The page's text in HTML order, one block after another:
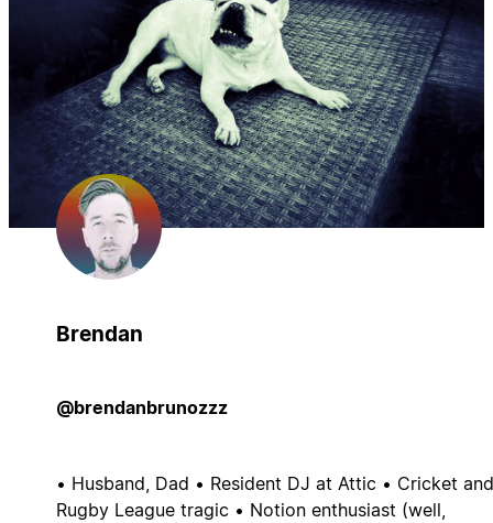
Brendan
@brendanbrunozzz
• Husband, Dad • Resident DJ at Attic • Cricket and
Rugby League tragic • Notion enthusiast (well,